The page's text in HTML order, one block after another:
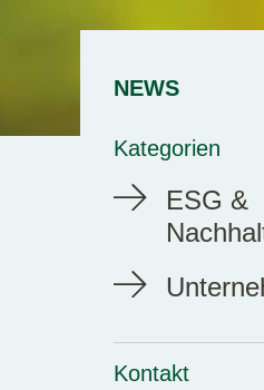
NEWS
Kategorien
ESG &
Kontakt